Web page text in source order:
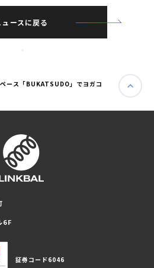
）
）
POLICY
ュースに戻る
ース「BUKATSUDO」でヨガコ
6F
証券コード6046